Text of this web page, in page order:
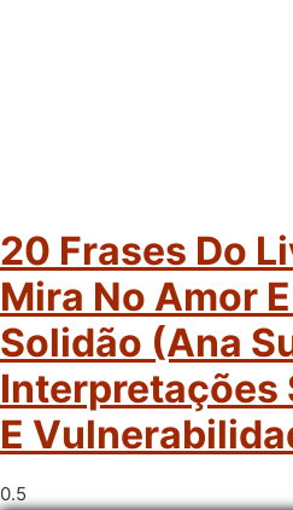
20 Frases Do
Mira No Amor
Solidão (Ana
Interpretações
E